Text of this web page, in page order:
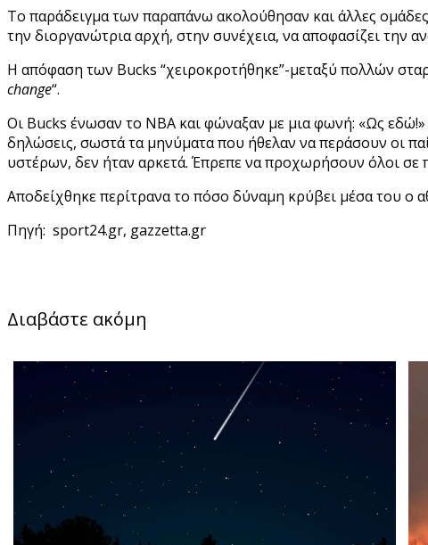
Tο παράδειγμα των παραπάνω ακολούθησαν και άλλες
την διοργανώτρια αρχή, στην συνέχεια, να αποφασίζει την
Η απόφαση των Bucks “χειροκροτήθηκε”-μεταξύ πολλών
change“.
Οι Bucks ένωσαν το ΝΒΑ και φώναξαν με μια φωνή: «Ως εδώ!»
δηλώσεις, σωστά τα μηνύματα που ήθελαν να περάσουν οι
υστέρων, δεν ήταν αρκετά. Έπρεπε να προχωρήσουν όλοι σε
Αποδείχθηκε περίτρανα το πόσο δύναμη κρύβει μέσα του ο
Πηγή: sport24.gr, gazzetta.gr
Διαβάστε ακόμη